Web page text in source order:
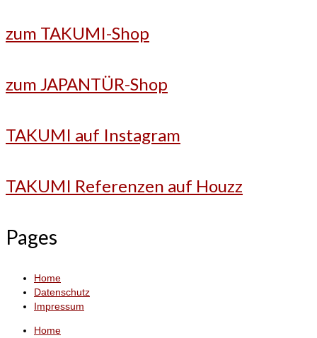
zum TAKUMI-Shop
zum JAPANTÜR-Shop
TAKUMI auf Instagram
TAKUMI Referenzen auf Houzz
Pages
Home
Datenschutz
Impressum
Home